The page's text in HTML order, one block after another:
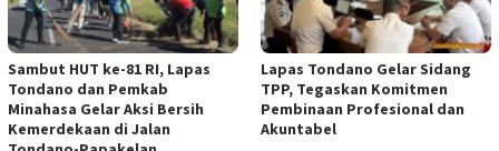
Sambut HUT ke-81 RI, Lapas
Tondano dan Pemkab
Minahasa Gelar Aksi Bersih
Kemerdekaan di Jalan
Lapas Tondano Gelar Sidang
TPP, Tegaskan Komitmen
Pembinaan Profesional dan
Akuntabel